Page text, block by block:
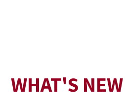
WHAT'S NEW